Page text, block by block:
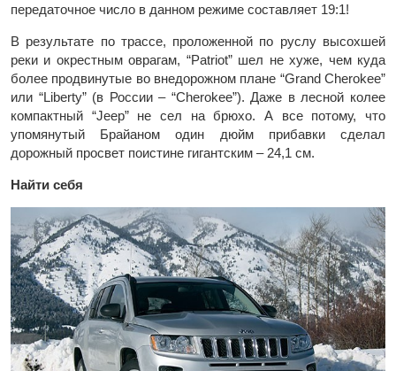
передаточное число в данном режиме составляет 19:1!
В результате по трассе, проложенной по руслу высохшей
реки и окрестным оврагам, “Patriot” шел не хуже, чем куда
более продвинутые во внедорожном плане “Grand Cherokee”
или “Liberty” (в России – “Cherokee”). Даже в лесной колее
компактный “Jeep” не сел на брюхо. А все потому, что
упомянутый Брайаном один дюйм прибавки сделал
дорожный просвет поистине гигантским – 24,1 см.
Найти себя